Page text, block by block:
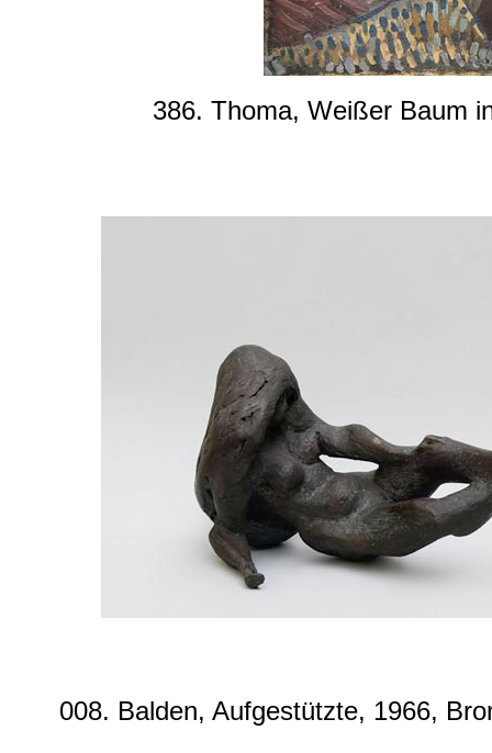
386. Thoma, Weißer Baum
008. Balden, Aufgestützte, 1966,